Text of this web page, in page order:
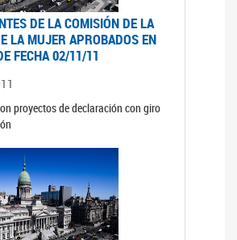
DE LA COMISIÓN DE LA
LA MUJER APROBADOS EN
FECHA 02/11/11
proyectos de declaración con giro